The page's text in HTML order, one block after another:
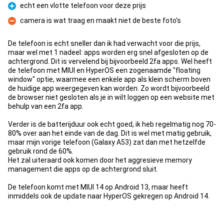
Pro
echt een vlotte telefoon voor deze prijs
Con
camera is wat traag en maakt niet de beste foto's
De telefoon is echt sneller dan ik had verwacht voor die prijs,
maar wel met 1 nadeel: apps worden erg snel afgesloten op de
achtergrond. Dit is vervelend bij bijvoorbeeld 2fa apps. Wel heeft
de telefoon met MIUI en HyperOS een zogenaamde "floating
window" optie, waarmee een enkele app als klein scherm boven
de huidige app weergegeven kan worden. Zo wordt bijvoorbeeld
de browser niet gesloten als je in wilt loggen op een website met
behulp van een 2fa app.
Verder is de batterijduur ook echt goed, ik heb regelmatig nog 70-
80% over aan het einde van de dag. Dit is wel met matig gebruik,
maar mijn vorige telefoon (Galaxy A53) zat dan met hetzelfde
gebruik rond de 60%.
Het zal uiteraard ook komen door het aggresieve memory
management die apps op de achtergrond sluit.
De telefoon komt met MIUI 14 op Android 13, maar heeft
inmiddels ook de update naar HyperOS gekregen op Android 14.